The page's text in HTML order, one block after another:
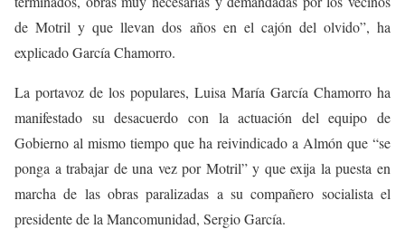
de Motril y que llevan dos años en el cajón del olvido”, ha
explicado García Chamorro.
La portavoz de los populares, Luisa María García Chamorro ha
manifestado su desacuerdo con la actuación del equipo de
Gobierno al mismo tiempo que ha reivindicado a Almón que “se
ponga a trabajar de una vez por Motril” y que exija la puesta en
marcha de las obras paralizadas a su compañero socialista el
presidente de la Mancomunidad, Sergio García.